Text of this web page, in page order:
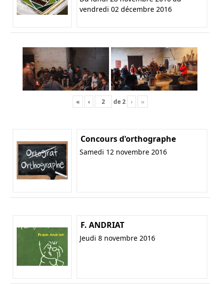
vendredi 02 décembre 2016
« ‹ de2 › »
Concours d'orthographe
Samedi 12 novembre 2016
F. ANDRIAT
Jeudi 8 novembre 2016